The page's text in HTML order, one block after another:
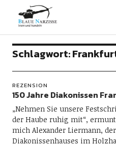
Blaue Narzisse
Schlagwort:
REZENSION
150 Jahre Diakonissen
„Nehmen Sie unsere
der Haube ruhig mit“,
mich Alexander Liermann,
Diakonissenhauses im